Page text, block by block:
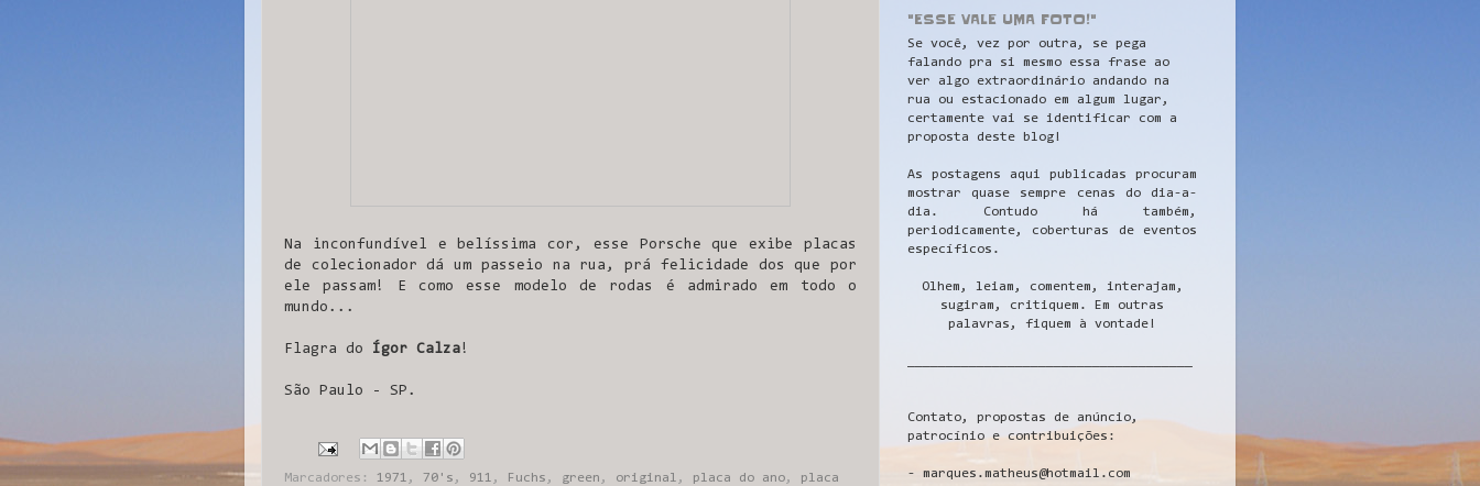
Na inconfundível e belíssima cor, esse Porsche que exibe placas
de colecionador dá um passeio na rua, prá felicidade dos que por
ele passam! E como esse modelo de rodas é admirado em todo o
mundo...
Flagra do Ígor Calza!
São Paulo - SP.
Marcadores: 1971 , 70's , 911 , Fuchs , green , original , placa do ano, placa
"ESSE VALE UMA FOTO!"
Se você, vez por outra, se pega
falando pra si mesmo essa frase ao
ver algo extraordinário andando na
rua ou estacionado em algum lugar,
certamente vai se identificar com a
proposta deste blog!
As postagens aqui publicadas procuram
mostrar quase sempre cenas do dia-a-
dia. Contudo há também,
periodicamente, coberturas de eventos
específicos.
Olhem, leiam, comentem, interajam,
sugiram, critiquem. Em outras
palavras, fiquem à vontade!
Contato, propostas de anúncio,
patrocínio e contribuições:
- marques.matheus@hotmail.com